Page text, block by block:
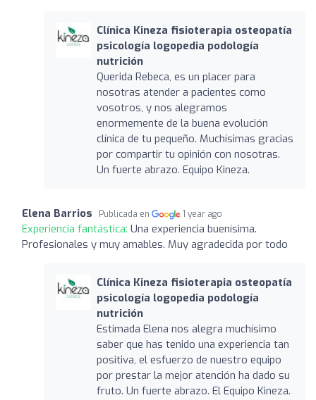
Clínica Kineza fisioterapia osteopatía
psicología logopedia podología
nutrición
Querida Rebeca, es un placer para
nosotras atender a pacientes como
vosotros, y nos alegramos
enormemente de la buena evolución
clínica de tu pequeño. Muchísimas gracias
por compartir tu opinión con nosotras.
Un fuerte abrazo. Equipo Kineza.
Elena Barrios Publicada en 1 year ago
Experiencia fantástica: Una experiencia buenísima.
Profesionales y muy amables. Muy agradecida por todo
Clínica Kineza fisioterapia osteopatía
psicología logopedia podología
nutrición
Estimada Elena nos alegra muchísimo
saber que has tenido una experiencia tan
positiva, el esfuerzo de nuestro equipo
por prestar la mejor atención ha dado su
fruto. Un fuerte abrazo. El Equipo Kineza.